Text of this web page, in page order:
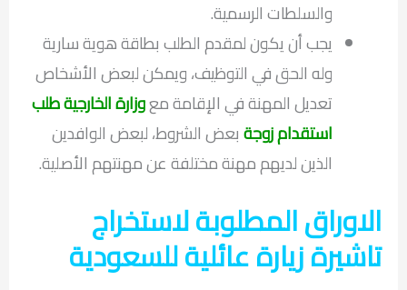
والسلطات الرسمية.
يجب أن يكون لمقدم الطلب بطاقة هوية سارية
وله الحق في التوظيف، ويمكن لبعض الأشخاص
تعديل المهنة في الإقامة معوزارة الخارجية طلب
استقدام زوجةبعض الشروط، لبعض الوافدين
الذين لديهم مهنة مختلفة عن مهنتهم الأصلية.
الاوراق المطلوبة لاستخراج
تاشيرة زيارة عائلية للسعودية